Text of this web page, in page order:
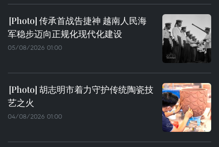
传承首战告捷神 越南人民海
军稳步迈向正规化现代化建设
05/08/2026 01:00
胡志明市着力守护传统陶瓷技
艺之火
04/08/2026 01:00